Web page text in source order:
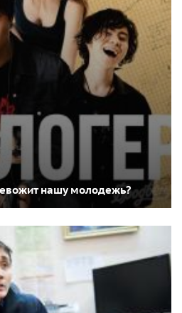
нашу молодежь?